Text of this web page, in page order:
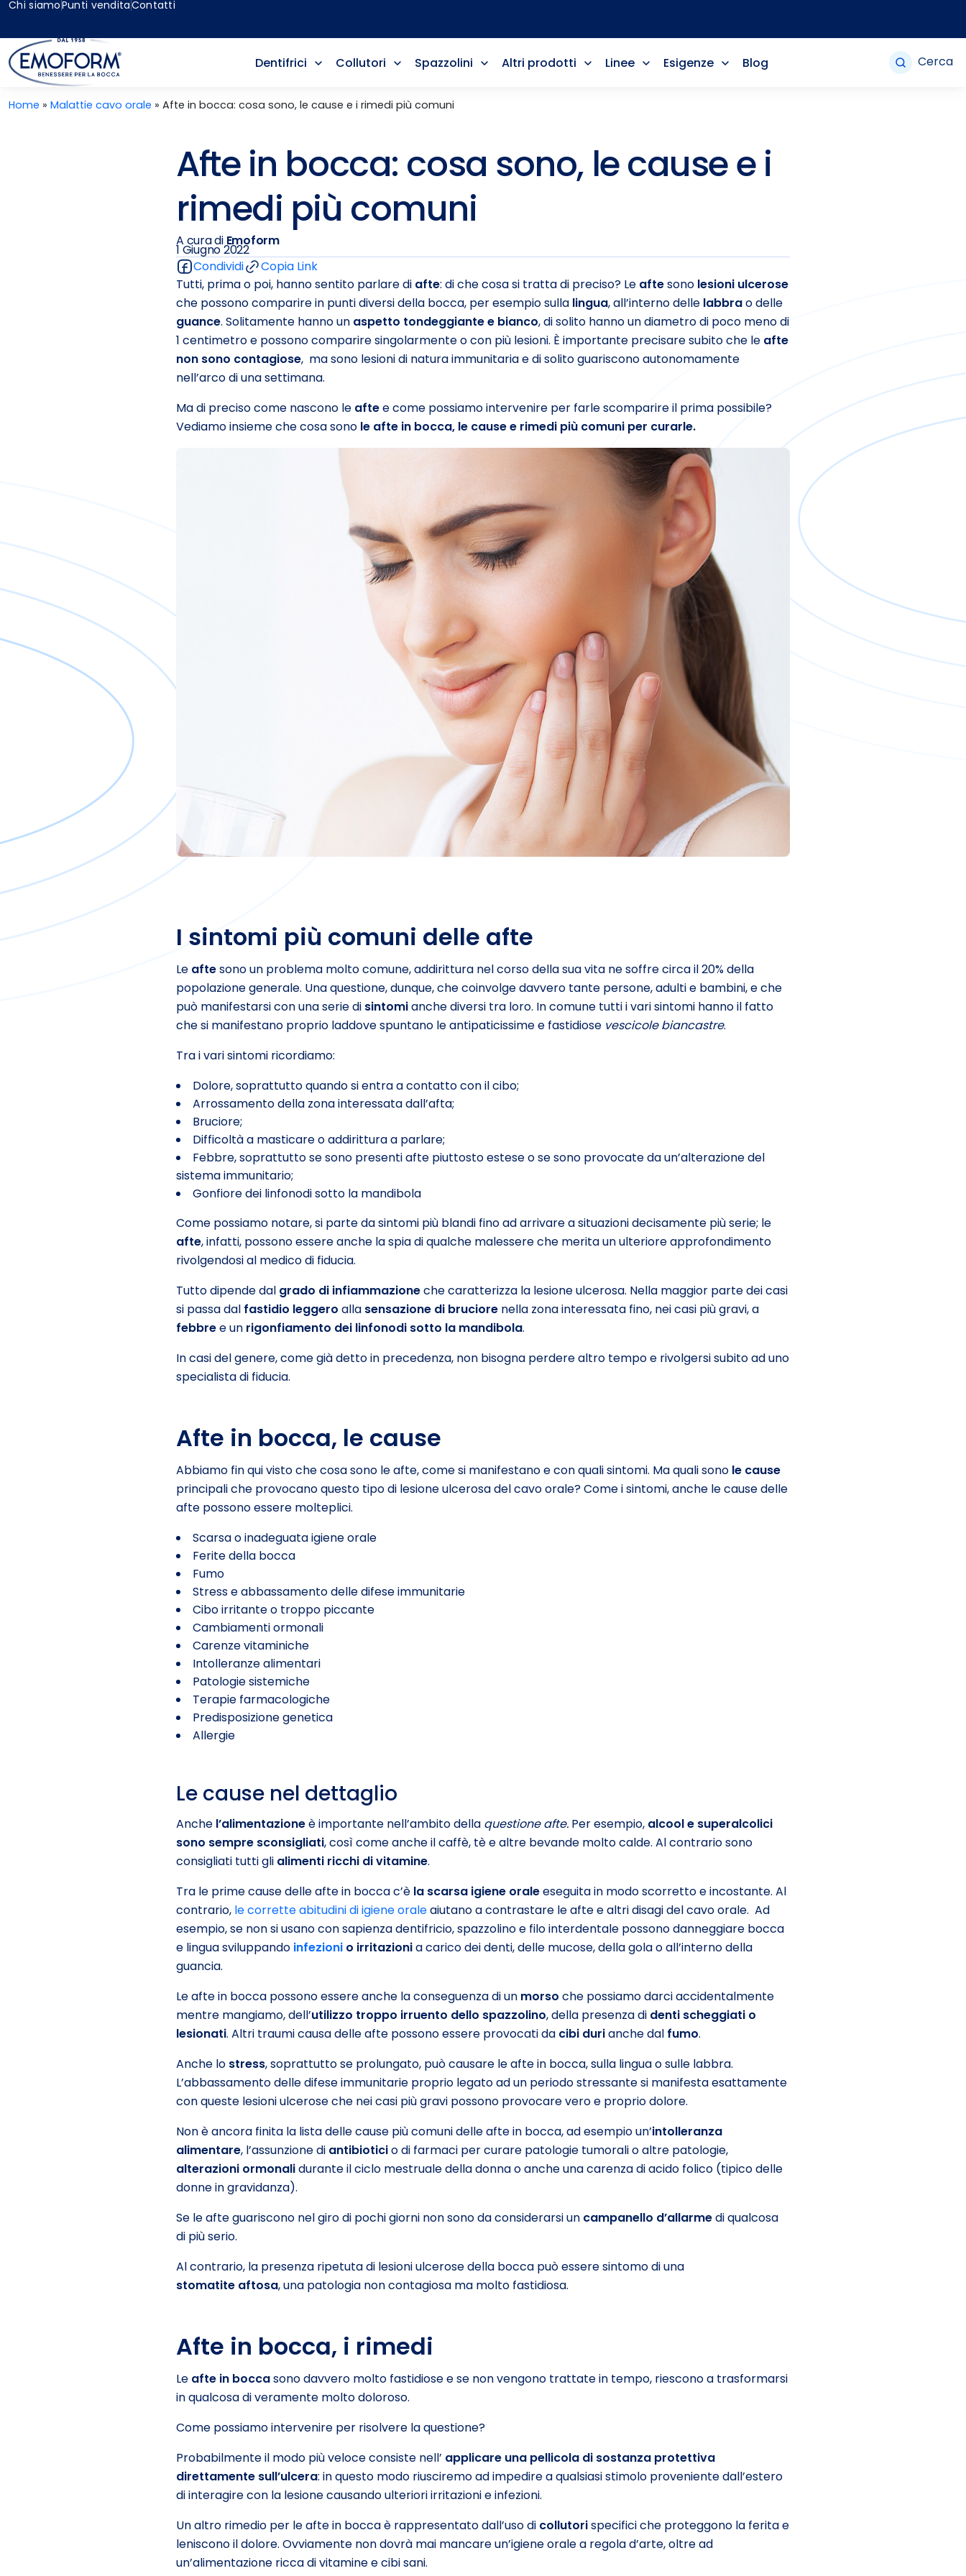
Chi siamoPunti venditaContatti
Dentifrici Collutori Spazzolini Altri prodotti Linee Esigenze Blog Cerca
Home » Malattie cavo orale » Afte in bocca: cosa sono, le cause e i rimedi più comuni
Afte in bocca: cosa sono, le cause e i
rimedi più comuni
A cura di Emoform
1 Giugno 2022
Condividi
Copia Link
Tutti, prima o poi, hanno sentito parlare di afte: di che cosa si tratta di preciso? Le aftesono lesioni ulcerose
che possono comparire in punti diversi della bocca, per esempio sulla lingua, all’interno delle labbrao delle
guance. Solitamente hanno un aspetto tondeggiante e bianco, di solito hanno un diametro di poco meno di
1 centimetro e possono comparire singolarmente o con più lesioni. È importante precisare subito che le afte
non sono contagiose, ma sono lesioni di natura immunitaria e di solito guariscono autonomamente
nell’arco di una settimana.
Ma di preciso come nascono le aftee come possiamo intervenire per farle scomparire il prima possibile?
Vediamo insieme che cosa sono le afte in bocca, le cause e rimedi più comuni per curarle.
I sintomi più comuni delle afte
Le aftesono un problema molto comune, addirittura nel corso della sua vita ne soffre circa il 20% della
popolazione generale. Una questione, dunque, che coinvolge davvero tante persone, adulti e bambini, e che
può manifestarsi con una serie di sintomianche diversi tra loro. In comune tutti i vari sintomi hanno il fatto
che si manifestano proprio laddove spuntano le antipaticissime e fastidiose vescicole biancastre.
Tra i vari sintomi ricordiamo:
Dolore, soprattutto quando si entra a contatto con il cibo;
Arrossamento della zona interessata dall’afta;
Bruciore;
Difficoltà a masticare o addirittura a parlare;
Febbre, soprattutto se sono presenti afte piuttosto estese o se sono provocate da un’alterazione del
sistema immunitario;
Gonfiore dei linfonodi sotto la mandibola
Come possiamo notare, si parte da sintomi più blandi fino ad arrivare a situazioni decisamente più serie; le
afte, infatti, possono essere anche la spia di qualche malessere che merita un ulteriore approfondimento
rivolgendosi al medico di fiducia.
Tutto dipende dal grado di infiammazioneche caratterizza la lesione ulcerosa. Nella maggior parte dei casi
si passa dal fastidio leggero alla sensazione di bruciore nella zona interessata fino, nei casi più gravi, a
febbree un rigonfiamento dei linfonodi sotto la mandibola.
In casi del genere, come già detto in precedenza, non bisogna perdere altro tempo e rivolgersi subito ad uno
specialista di fiducia.
Afte in bocca, le cause
Abbiamo fin qui visto che cosa sono le afte, come si manifestano e con quali sintomi. Ma quali sono le cause
principali che provocano questo tipo di lesione ulcerosa del cavo orale? Come i sintomi, anche le cause delle
afte possono essere molteplici.
Scarsa o inadeguata igiene orale
Ferite della bocca
Fumo
Stress e abbassamento delle difese immunitarie
Cibo irritante o troppo piccante
Cambiamenti ormonali
Carenze vitaminiche
Intolleranze alimentari
Patologie sistemiche
Terapie farmacologiche
Predisposizione genetica
Allergie
Le cause nel dettaglio
Anche l’alimentazioneè importante nell’ambito della questione afte. Per esempio, alcool e superalcolici
sono sempre sconsigliati, così come anche il caffè, tè e altre bevande molto calde. Al contrario sono
consigliati tutti gli alimenti ricchi di vitamine.
Tra le prime cause delle afte in bocca c’è la scarsa igiene oraleeseguita in modo scorretto e incostante. Al
contrario, le corrette abitudini di igiene oraleaiutano a contrastare le afte e altri disagi del cavo orale. Ad
esempio, se non si usano con sapienza dentifricio, spazzolino e filo interdentale possono danneggiare bocca
e lingua sviluppando infezioni o irritazionia carico dei denti, delle mucose, della gola o all’interno della
guancia.
Le afte in bocca possono essere anche la conseguenza di un morso che possiamo darci accidentalmente
mentre mangiamo, dell’utilizzo troppo irruento dello spazzolino, della presenza di denti scheggiati o
lesionati. Altri traumi causa delle afte possono essere provocati da cibi durianche dal fumo.
Anche lo stress, soprattutto se prolungato, può causare le afte in bocca, sulla lingua o sulle labbra.
L’abbassamento delle difese immunitarie proprio legato ad un periodo stressante si manifesta esattamente
con queste lesioni ulcerose che nei casi più gravi possono provocare vero e proprio dolore.
Non è ancora finita la lista delle cause più comuni delle afte in bocca, ad esempio un’intolleranza
alimentare, l’assunzione di antibioticio di farmaci per curare patologie tumorali o altre patologie,
alterazioni ormonalidurante il ciclo mestruale della donna o anche una carenza di acido folico (tipico delle
donne in gravidanza).
Se le afte guariscono nel giro di pochi giorni non sono da considerarsi un campanello d’allarmedi qualcosa
di più serio.
Al contrario, la presenza ripetuta di lesioni ulcerose della bocca può essere sintomo di una
stomatite aftosa, una patologia non contagiosa ma molto fastidiosa.
Afte in bocca, i rimedi
Le afte in boccasono davvero molto fastidiose e se non vengono trattate in tempo, riescono a trasformarsi
in qualcosa di veramente molto doloroso.
Come possiamo intervenire per risolvere la questione?
Probabilmente il modo più veloce consiste nell’ applicare una pellicola di sostanza protettiva
direttamente sull’ulcera: in questo modo riusciremo ad impedire a qualsiasi stimolo proveniente dall’estero
di interagire con la lesione causando ulteriori irritazioni e infezioni.
Un altro rimedio per le afte in bocca è rappresentato dall’uso di collutorispecifici che proteggono la ferita e
leniscono il dolore. Ovviamente non dovrà mai mancare un’igiene orale a regola d’arte, oltre ad
un’alimentazione ricca di vitamine e cibi sani.